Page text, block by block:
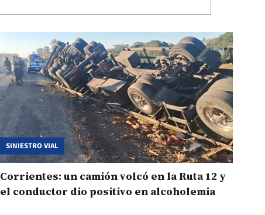
SINIESTRO VIAL
Corrientes: un camión volcó en la Ruta 12 y
el conductor dio positivo en alcoholemia